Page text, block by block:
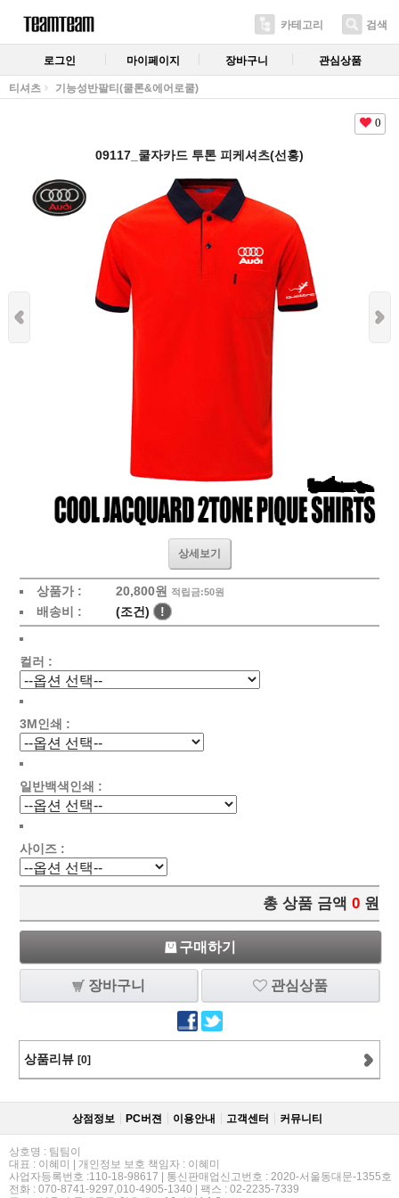
카테고리 검색
로그인 마이페이지 장바구니 관심상품
티셔츠 기능성반팔티(쿨론&에어로쿨)
0
09117_쿨자카드 투톤 피케셔츠(선홍)
상세보기
상품가 : 20,800원 적립금:50원
배송비 : (조건) !
컬러 :
3M인쇄 :
일반백색인쇄 :
사이즈 :
총 상품 금액 0 원
구매하기
장바구니 관심상품
상품리뷰 [0]
상점정보 PC버젼 이용안내 고객센터 커뮤니티
상호명 : 팀팀이
대표 : 이혜미 | 개인정보 보호 책임자 : 이혜미
사업자등록번호 :110-18-98617 | 통신판매업신고번호 : 2020-서울동대문-1355호
전화 : 070-8741-9297,010-4905-1340 | 팩스 : 02-2235-7339